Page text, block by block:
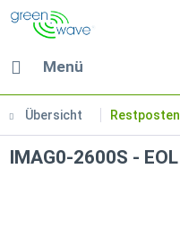
Menü
Übersicht Restposten
IMAG0-2600S - EOL